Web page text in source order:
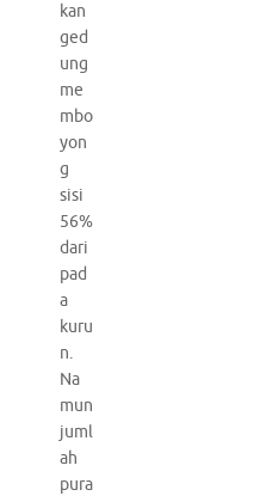
kan
ged
ung
me
mbo
yon
g
sisi
56%
dari
pad
a
kuru
n.
Na
mun
juml
ah
pura